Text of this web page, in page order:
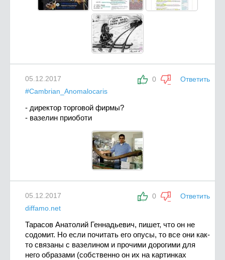
0 Ответить
05.12.2017
#Cambrian_Anomalocaris
- директор торговой фирмы?
- вазелин приоботи
0 Ответить
05.12.2017
diffamo.net
Тарасов Анатолий Геннадьевич, пишет, что он не
содомит. Но если почитать его опусы, то все они как-
то связаны с вазелином и прочими дорогими для
него образами (собственно он их на картинках